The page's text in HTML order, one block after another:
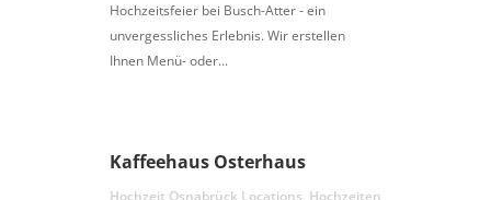
Hochzeitsfeier bei Busch-Atter - ein
unvergessliches Erlebnis. Wir erstellen
Ihnen Menü- oder...
Kaffeehaus Osterhaus